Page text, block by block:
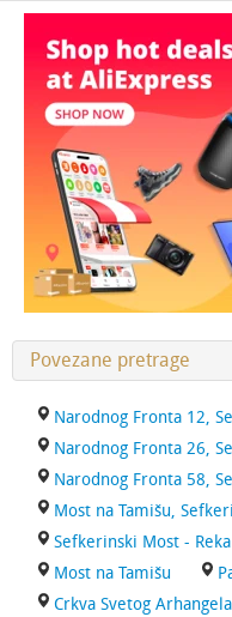
Povezane pretrage
Narodnog Fronta 12,
Narodnog Fronta 26,
Narodnog Fronta 58,
Most na Tamišu,
Sefkerinski Most -
Most na Tamišu
Crkva Svetog